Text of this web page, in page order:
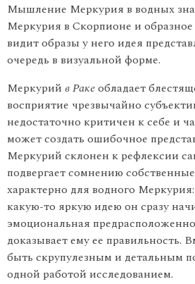
Мышление Меркурия в водных
Меркурия в Скорпионе и
видит образы у него идея
очередь в визуальной форме.
Меркурий в Ракеобладает
восприятие чрезвычайно
недостаточно критичен к себе и
может создать ошибочное
Меркурий склонен к рефлексии
подвергает сомнению
характерно для водного
какую-то яркую идею он сразу
эмоциональная
доказывает ему ее правильность.
быть скрупу­лезным и детальным
одной работой исследо­ванием.